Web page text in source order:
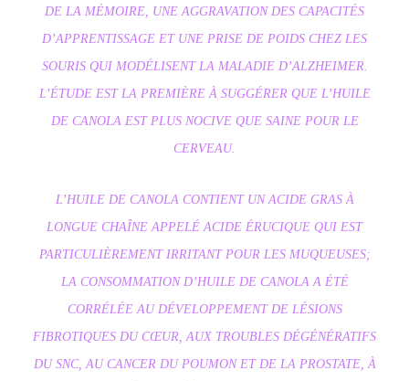
DE LA MÉMOIRE, UNE AGGRAVATION DES CAPACITÉS
D’APPRENTISSAGE ET UNE PRISE DE POIDS CHEZ LES
SOURIS QUI MODÉLISENT LA MALADIE D’ALZHEIMER.
L’ÉTUDE EST LA PREMIÈRE À SUGGÉRER QUE L’HUILE
DE CANOLA EST PLUS NOCIVE QUE SAINE POUR LE
CERVEAU.
L’HUILE DE CANOLA CONTIENT UN ACIDE GRAS À
LONGUE CHAÎNE APPELÉ ACIDE ÉRUCIQUE QUI EST
PARTICULIÈREMENT IRRITANT POUR LES MUQUEUSES;
LA CONSOMMATION D’HUILE DE CANOLA A ÉTÉ
CORRÉLÉE AU DÉVELOPPEMENT DE LÉSIONS
FIBROTIQUES DU CŒUR, AUX TROUBLES DÉGÉNÉRATIFS
DU SNC, AU CANCER DU POUMON ET DE LA PROSTATE, À